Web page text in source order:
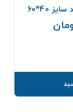
40*60